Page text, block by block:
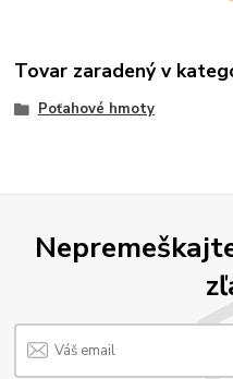
Tovar zaradený v
Poťahové hmoty